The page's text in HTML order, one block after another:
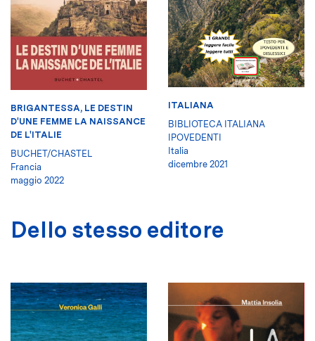
BRIGANTESSA, LE DESTIN
D'UNE FEMME LA NAISSANCE
DE L'ITALIE
BUCHET/CHASTEL
Francia
maggio 2022
ITALIANA
BIBLIOTECA ITALIANA
IPOVEDENTI
Italia
dicembre 2021
Dello stesso editore